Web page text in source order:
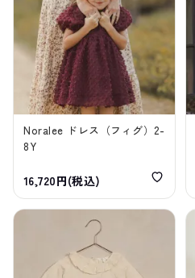
Noralee ドレス（フィグ）2-
8Y
16,720円(税込)